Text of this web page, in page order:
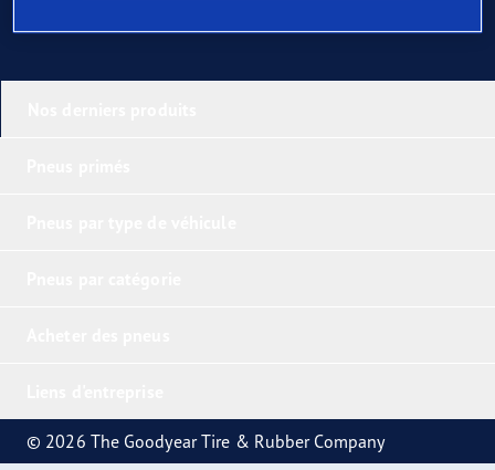
© 2026 The Goodyear Tire & Rubber Company